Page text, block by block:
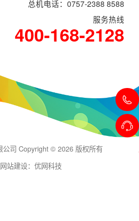
总机电话：0757-2388 8588
服务热线
400-168-2128
公司 Copyright © 2026 版权所有
网站建设：优网科技